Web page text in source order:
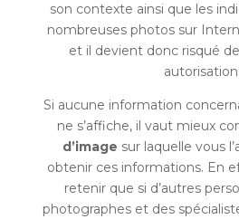
son contexte ainsi que les
nombreuses photos sur
et il devient donc risqué
autorisation.
Si aucune information
ne s’affiche, il vaut mieux
d’image sur laquelle vous
obtenir ces informations. En
retenir que si d’autres
photographes et des